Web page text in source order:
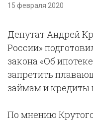
15 февраля 2020
Депутат Андрей
России»
закона «Об
запретить
займам и кредиты
По мнению